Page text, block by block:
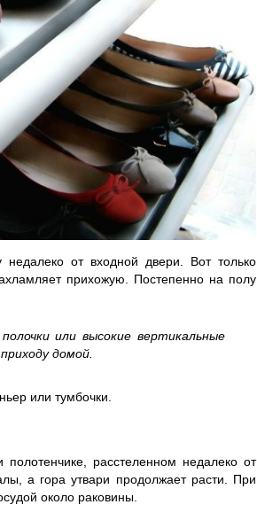
от входной двери. Вот только
прихожую. Постепенно на полу
или высокие вертикальные
домой.
или тумбочки.
расстеленном недалеко от
а гора утвари продолжает расти. При
около раковины.